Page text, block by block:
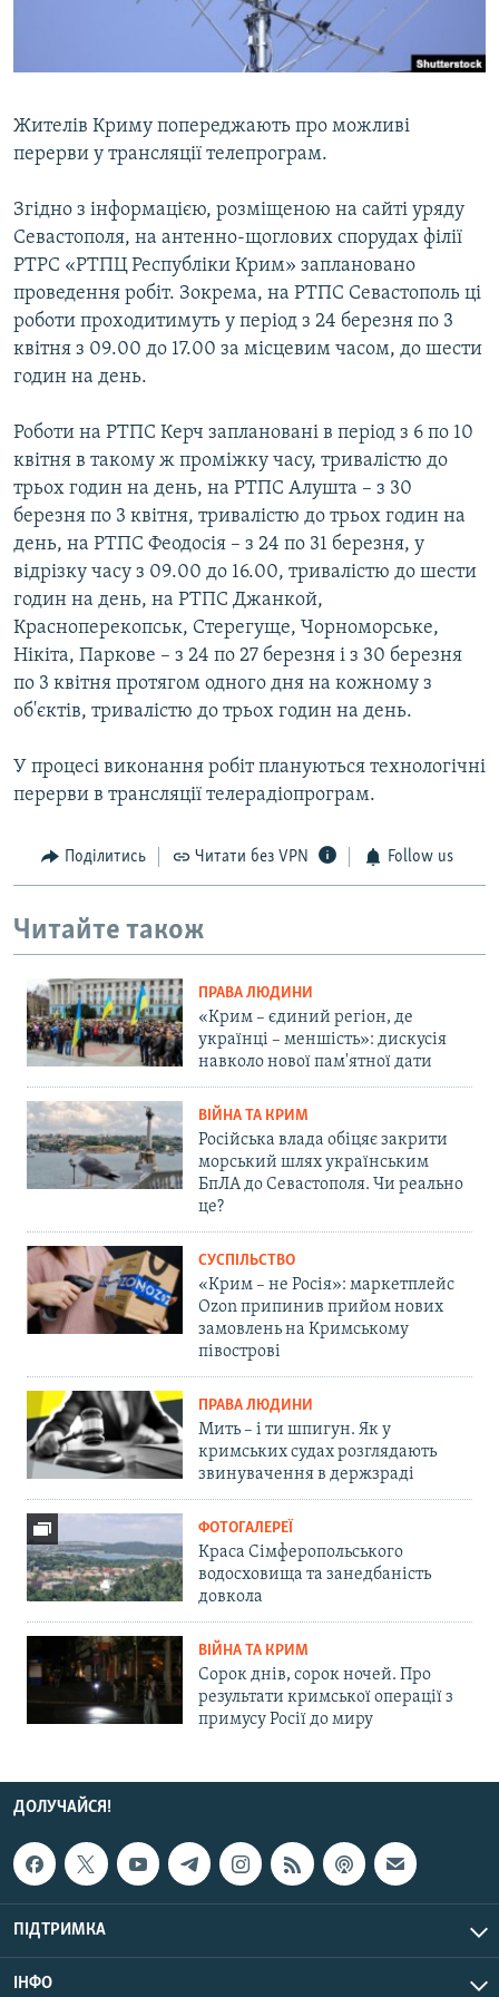
ІНФОГРАФІКА
Qırımtatar
ДОЛУЧАЙСЯ!
Усі сайти RFE/RL
Жителів Криму попереджають про можливі
перерви у трансляції телепрограм.
Згідно з інформацією, розміщеною на сайті уряду
Севастополя, на антенно-щоглових спорудах філії
РТРС «РТПЦ Республіки Крим» заплановано
проведення робіт. Зокрема, на РТПС Севастополь ці
роботи проходитимуть у період з 24 березня по 3
квітня з 09.00 до 17.00 за місцевим часом, до шести
годин на день.
Роботи на РТПС Керч заплановані в період з 6 по 10
квітня в такому ж проміжку часу, тривалістю до
трьох годин на день, на РТПС Алушта – з 30
березня по 3 квітня, тривалістю до трьох годин на
день, на РТПС Феодосія – з 24 по 31 березня, у
відрізку часу з 09.00 до 16.00, тривалістю до шести
годин на день, на РТПС Джанкой,
Красноперекопськ, Стерегуще, Чорноморське,
Нікіта, Паркове – з 24 по 27 березня і з 30 березня
по 3 квітня протягом одного дня на кожному з
об'єктів, тривалістю до трьох годин на день.
У процесі виконання робіт плануються технологічні
перерви в трансляції телерадіопрограм.
Поділитись Читати без VPN Follow us
Читайте також
ПРАВА ЛЮДИНИ
«Крим – єдиний регіон, де
українці – меншість»: дискусія
навколо нової пам'ятної дати
ВІЙНА ТА КРИМ
Російська влада обіцяє закрити
морський шлях українським
БпЛА до Севастополя. Чи реально
це?
СУСПІЛЬСТВО
«Крим – не Росія»: маркетплейс
Ozon припинив прийом нових
замовлень на Кримському
півострові
ПРАВА ЛЮДИНИ
Мить – і ти шпигун. Як у
кримських судах розглядають
звинувачення в держзраді
ФОТОГАЛЕРЕЇ
Краса Сімферопольського
водосховища та занедбаність
довкола
ВІЙНА ТА КРИМ
Сорок днів, сорок ночей. Про
результати кримської операції з
примусу Росії до миру
ДОЛУЧАЙСЯ!
ПІДТРИМКА
ІНФО